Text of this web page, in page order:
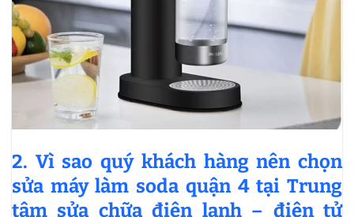
2. Vì sao quý khách hàng nên chọn
sửa máy làm soda quận 4 tại Trung
tâm sửa chữa điện lạnh – điện tử